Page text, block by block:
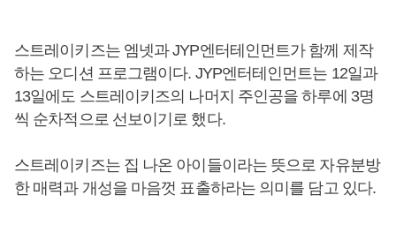
스트레이키즈는 엠넷과 JYP엔터테인먼트가 함께 제작
하는 오디션 프로그램이다. JYP엔터테인먼트는 12일과
13일에도 스트레이키즈의 나머지 주인공을 하루에 3명
씩 순차적으로 선보이기로 했다.
스트레이키즈는 집 나온 아이들이라는 뜻으로 자유분방
한 매력과 개성을 마음껏 표출하라는 의미를 담고 있다.